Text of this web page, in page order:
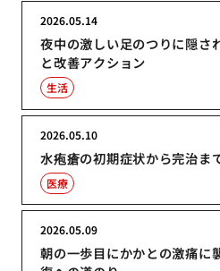
夜中の激しい足のつりに隠さ
と改善アクション
2026.05.14
生活
水疱瘡の初期症状から完治ま
2026.05.10
医療
朝の一歩目にかかとの激痛に
2026.05.09